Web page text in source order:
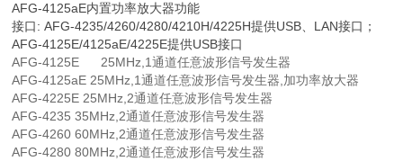
AFG-4125aE内置功率放大器功能
接口: AFG-4235/4260/4280/4210H/4225H提供USB、LAN接口；
AFG-4125E/4125aE/4225E提供USB接口
AFG-4125E 25MHz,1通道任意波形信号发生器
AFG-4125aE25MHz,1通道任意波形信号发生器,加功率放大器
AFG-4225E25MHz,2通道任意波形信号发生器
AFG-423535MHz,2通道任意波形信号发生器
AFG-426060MHz,2通道任意波形信号发生器
AFG-428080MHz,2通道任意波形信号发生器